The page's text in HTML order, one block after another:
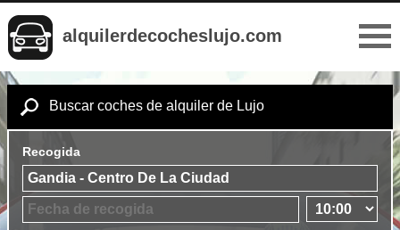
alquilerdecocheslujo.com
Buscar coches de alquiler de Lujo
Recogida